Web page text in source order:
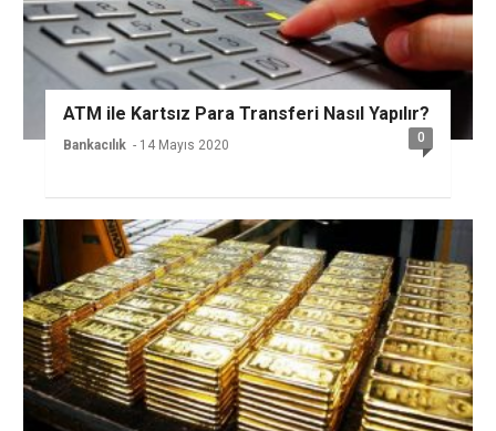
ATM ile Kartsız Para Transferi Nasıl Yapılır?
Bankacılık - 14 Mayıs 2020 0